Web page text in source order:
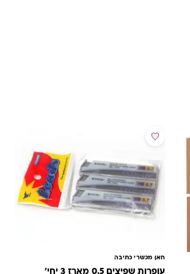
מבצע
חאן מכשרי כתיבה
עופרות שפיצים 0.5 מארז 3 יחי'